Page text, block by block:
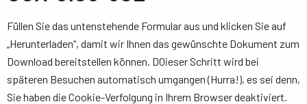
Füllen Sie das untenstehende Formular aus und klicken Sie auf
„Herunterladen“, damit wir Ihnen das gewünschte Dokument zum
Download bereitstellen können. D0ieser Schritt wird bei
späteren Besuchen automatisch umgangen (Hurra!), es sei denn,
Sie haben die Cookie-Verfolgung in Ihrem Browser deaktiviert.